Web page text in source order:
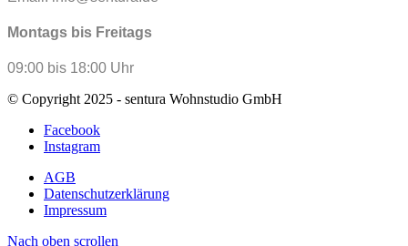
Montags bis Freitags
09:00 bis 18:00 Uhr
© Copyright 2025 - sentura Wohnstudio GmbH
Facebook
Instagram
AGB
Datenschutzerklärung
Impressum
Nach oben scrollen